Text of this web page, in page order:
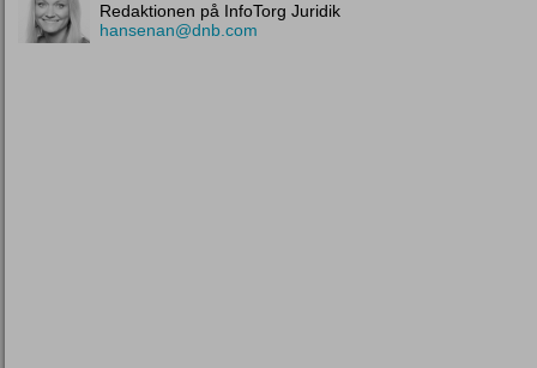
Redaktionen på InfoTorg Juridik
hansenan@dnb.com